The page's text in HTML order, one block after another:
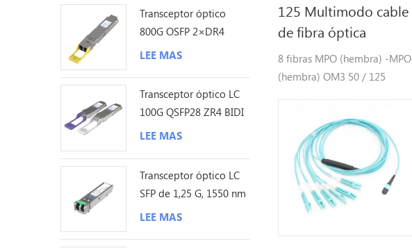
125 Multimodo cable
de fibra óptica
8 fibras MPO (hembra) -MPO
(hembra) OM3 50 / 125
Transceptor óptico
800G OSFP 2×DR4
1310nm 500M MPO12
LEE MAS
Transceptor óptico LC
100G QSFP28 ZR4 BIDI
80KM
LEE MAS
Transceptor óptico LC
SFP de 1,25 G, 1550 nm
y 200 km
LEE MAS